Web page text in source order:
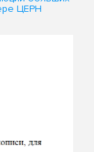
ЦЕРН